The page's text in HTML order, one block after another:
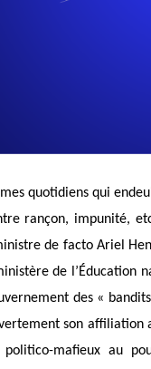
quotidiens qui
rançon, impunité,
de facto Ariel
de l’Éducation
des «
son affiliation
mafieux au